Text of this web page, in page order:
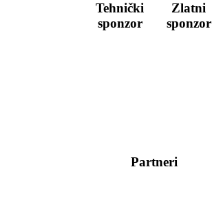
Tehnički
sponzor
Zlatni
sponzor
Partneri